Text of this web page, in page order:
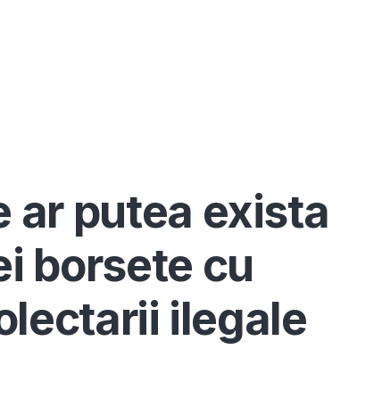
ar putea exista
borsete cu
ilegale